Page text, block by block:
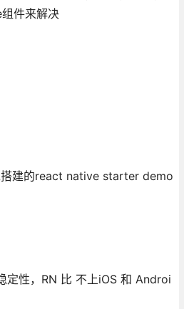
件来解决
搭建的react native starter demo
性，RN 比 不上iOS 和 Androi